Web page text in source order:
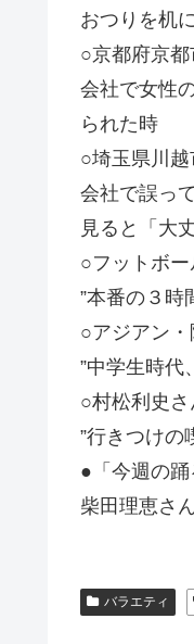
おつりを机
○京都府京
会社で女性
られた時
○埼玉県川
会社で誤っ
見ると「大
○フットボ
”本番の３時
○アジアン
”中学生時代
○村松利史さ
”行きつけの
●「今週の踊
柴田理恵さ
バラエティ